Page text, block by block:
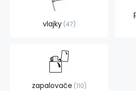
vlajky 47
zapalovače 110